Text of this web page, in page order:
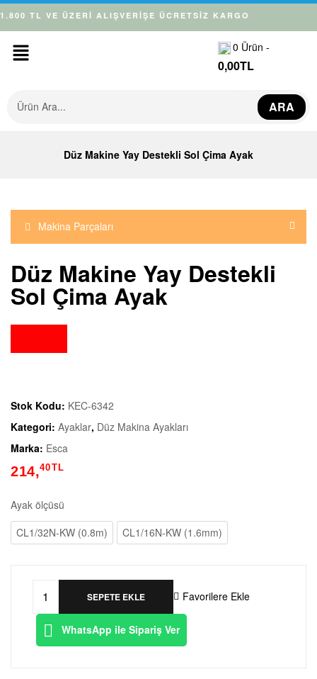
1.800 TL VE ÜZERİ ALIŞVERİŞE ÜCRETSİZ KARGO
0 Ürün -
0,00TL
ARA
Düz Makine Yay Destekli Sol Çima Ayak
Makina Parçaları
Düz Makine Yay Destekli
Sol Çima Ayak
Stok Kodu: KEC-6342
Kategori: Ayaklar, Düz Makina Ayakları
Marka: Esca
214,40TL
Ayak ölçüsü
CL1/32N-KW (0.8m)
CL1/16N-KW (1.6mm)
SEPETE EKLE Favorilere Ekle
WhatsApp ile Sipariş Ver